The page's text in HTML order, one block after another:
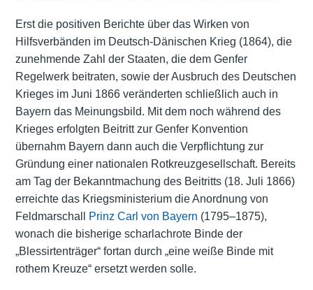
Erst die positiven Berichte über das Wirken von
Hilfsverbänden im Deutsch-Dänischen Krieg (1864), die
zunehmende Zahl der Staaten, die dem Genfer
Regelwerk beitraten, sowie der Ausbruch des Deutschen
Krieges im Juni 1866 veränderten schließlich auch in
Bayern das Meinungsbild. Mit dem noch während des
Krieges erfolgten Beitritt zur Genfer Konvention
übernahm Bayern dann auch die Verpflichtung zur
Gründung einer nationalen Rotkreuzgesellschaft. Bereits
am Tag der Bekanntmachung des Beitritts (18. Juli 1866)
erreichte das Kriegsministerium die Anordnung von
Feldmarschall
Prinz Carl von Bayern (1795–1875),
wonach die bisherige scharlachrote Binde der
„Blessirtenträger“ fortan durch „eine weiße Binde mit
rothem Kreuze“ ersetzt werden solle.